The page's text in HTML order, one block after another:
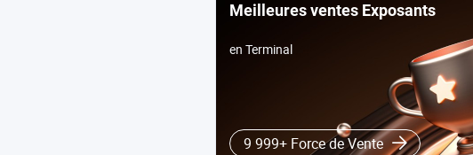
Meilleures ventes Exposants
en Terminal
9 999+ Force de Vente